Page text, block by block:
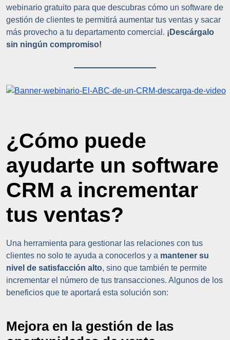
webinario gratuito para que descubras cómo un software de
gestión de clientes te permitirá aumentar tus ventas y sacar
más provecho a tu departamento comercial. ¡Descárgalo
sin ningún compromiso!
¿Cómo puede
ayudarte un software
CRM a incrementar
tus ventas?
Una herramienta para gestionar las relaciones con tus
clientes no solo te ayuda a conocerlos y a mantener su
nivel de satisfacción alto, sino que también te permite
incrementar el número de tus transacciones. Algunos de los
beneficios que te aportará esta solución son:
Mejora en la gestión de las